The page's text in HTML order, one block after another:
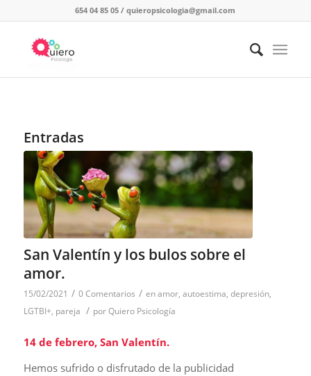
654 04 85 05 /quieropsicologia@gmail.com
Entradas
San Valentín y los bulos sobre el
amor.
15/02/2021 / 0 Comentarios / enamor, autoestima, depresión,
LGTBI+, pareja / porQuiero Psicología
14 de febrero, San Valentín.
Hemos sufrido o disfrutado de la publicidad